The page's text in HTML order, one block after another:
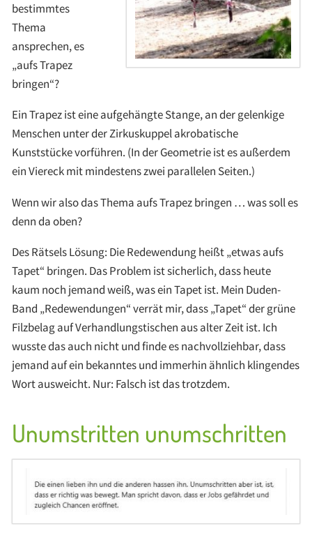
bestimmtes
Thema
ansprechen, es
„aufs Trapez
bringen“?
Ein Trapez ist eine aufgehängte Stange, an der gelenkige
Menschen unter der Zirkuskuppel akrobatische
Kunststücke vorführen. (In der Geometrie ist es außerdem
ein Viereck mit mindestens zwei parallelen Seiten.)
Wenn wir also das Thema aufs Trapez bringen … was soll es
denn da oben?
Des Rätsels Lösung: Die Redewendung heißt „etwas aufs
Tapet“ bringen. Das Problem ist sicherlich, dass heute
kaum noch jemand weiß, was ein Tapet ist. Mein Duden-
Band „Redewendungen“ verrät mir, dass „Tapet“ der grüne
Filzbelag auf Verhandlungstischen aus alter Zeit ist. Ich
wusste das auch nicht und finde es nachvollziehbar, dass
jemand auf ein bekanntes und immerhin ähnlich klingendes
Wort ausweicht. Nur: Falsch ist das trotzdem.
Unumstritten unumschritten